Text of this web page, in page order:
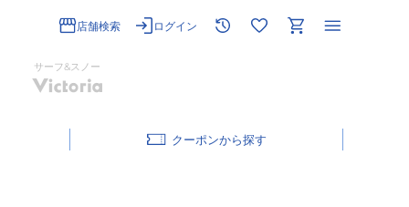
店舗検索 ログイン
サーフ&スノー
クーポン